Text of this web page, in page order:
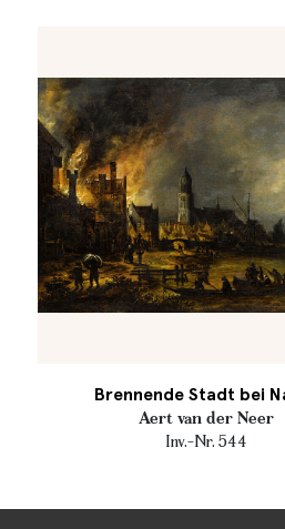
Brennende Stadt bei
Aert van der Neer
Inv.-Nr. 544